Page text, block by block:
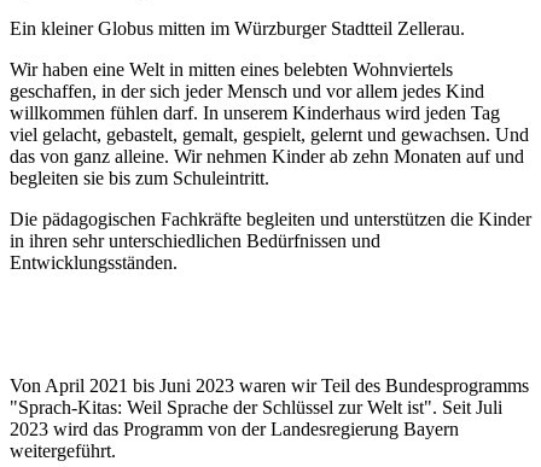
Ein kleiner Globus mitten im Würzburger Stadtteil Zellerau.
Wir haben eine Welt in mitten eines belebten Wohnviertels
geschaffen, in der sich jeder Mensch und vor allem jedes Kind
willkommen fühlen darf. In unserem Kinderhaus wird jeden Tag
viel gelacht, gebastelt, gemalt, gespielt, gelernt und gewachsen. Und
das von ganz alleine. Wir nehmen Kinder ab zehn Monaten auf und
begleiten sie bis zum Schuleintritt.
Die pädagogischen Fachkräfte begleiten und unterstützen die Kinder
in ihren sehr unterschiedlichen Bedürfnissen und
Entwicklungsständen.
Von April 2021 bis Juni 2023 waren wir Teil des Bundesprogramms
"Sprach-Kitas: Weil Sprache der Schlüssel zur Welt ist". Seit Juli
2023 wird das Programm von der Landesregierung Bayern
weitergeführt.